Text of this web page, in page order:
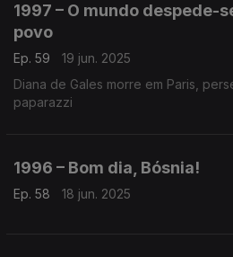
1997 – O mundo despede-
povo
Ep. 59
19 jun. 2025
Diana de Gales morre em Paris,
paparazzi
1996 – Bom dia, Bósnia!
Ep. 58 18 jun. 2025